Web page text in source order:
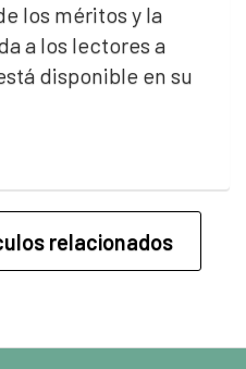
los méritos y la
a los lectores a
disponible en su
relacionados